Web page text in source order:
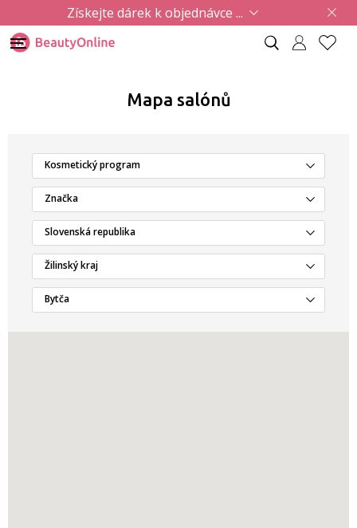
Získejte dárek k objednávce ...
Mapa salónů
Kosmetický program
Značka
Slovenská republika
Žilinský kraj
Bytča